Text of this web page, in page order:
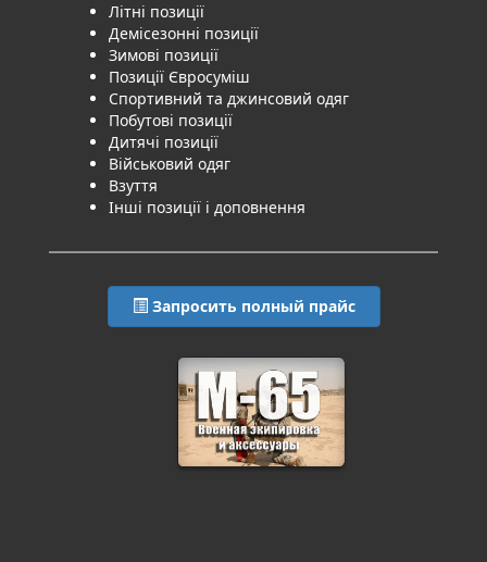
Літні позиції
Демісезонні позиції
Зимові позиції
Позиції Євросуміш
Спортивний та джинсовий одяг
Побутові позиції
Дитячі позиції
Військовий одяг
Взуття
Інші позиції і доповнення
Запросить полный прайс